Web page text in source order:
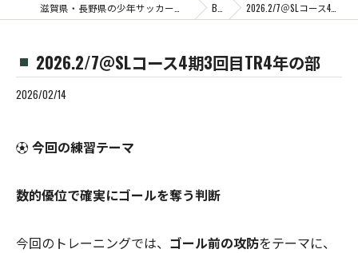
Blog 2026.2/7＠SLコース4期3回目TR4年の部
2026.2/7＠SLコース4期3回目TR4年の部
2026/02/14
⚽️ 今回の練習テーマ
数的優位で確実にゴールを奪う判断
今回のトレーニングでは、 ゴール前の攻防をテーマに、